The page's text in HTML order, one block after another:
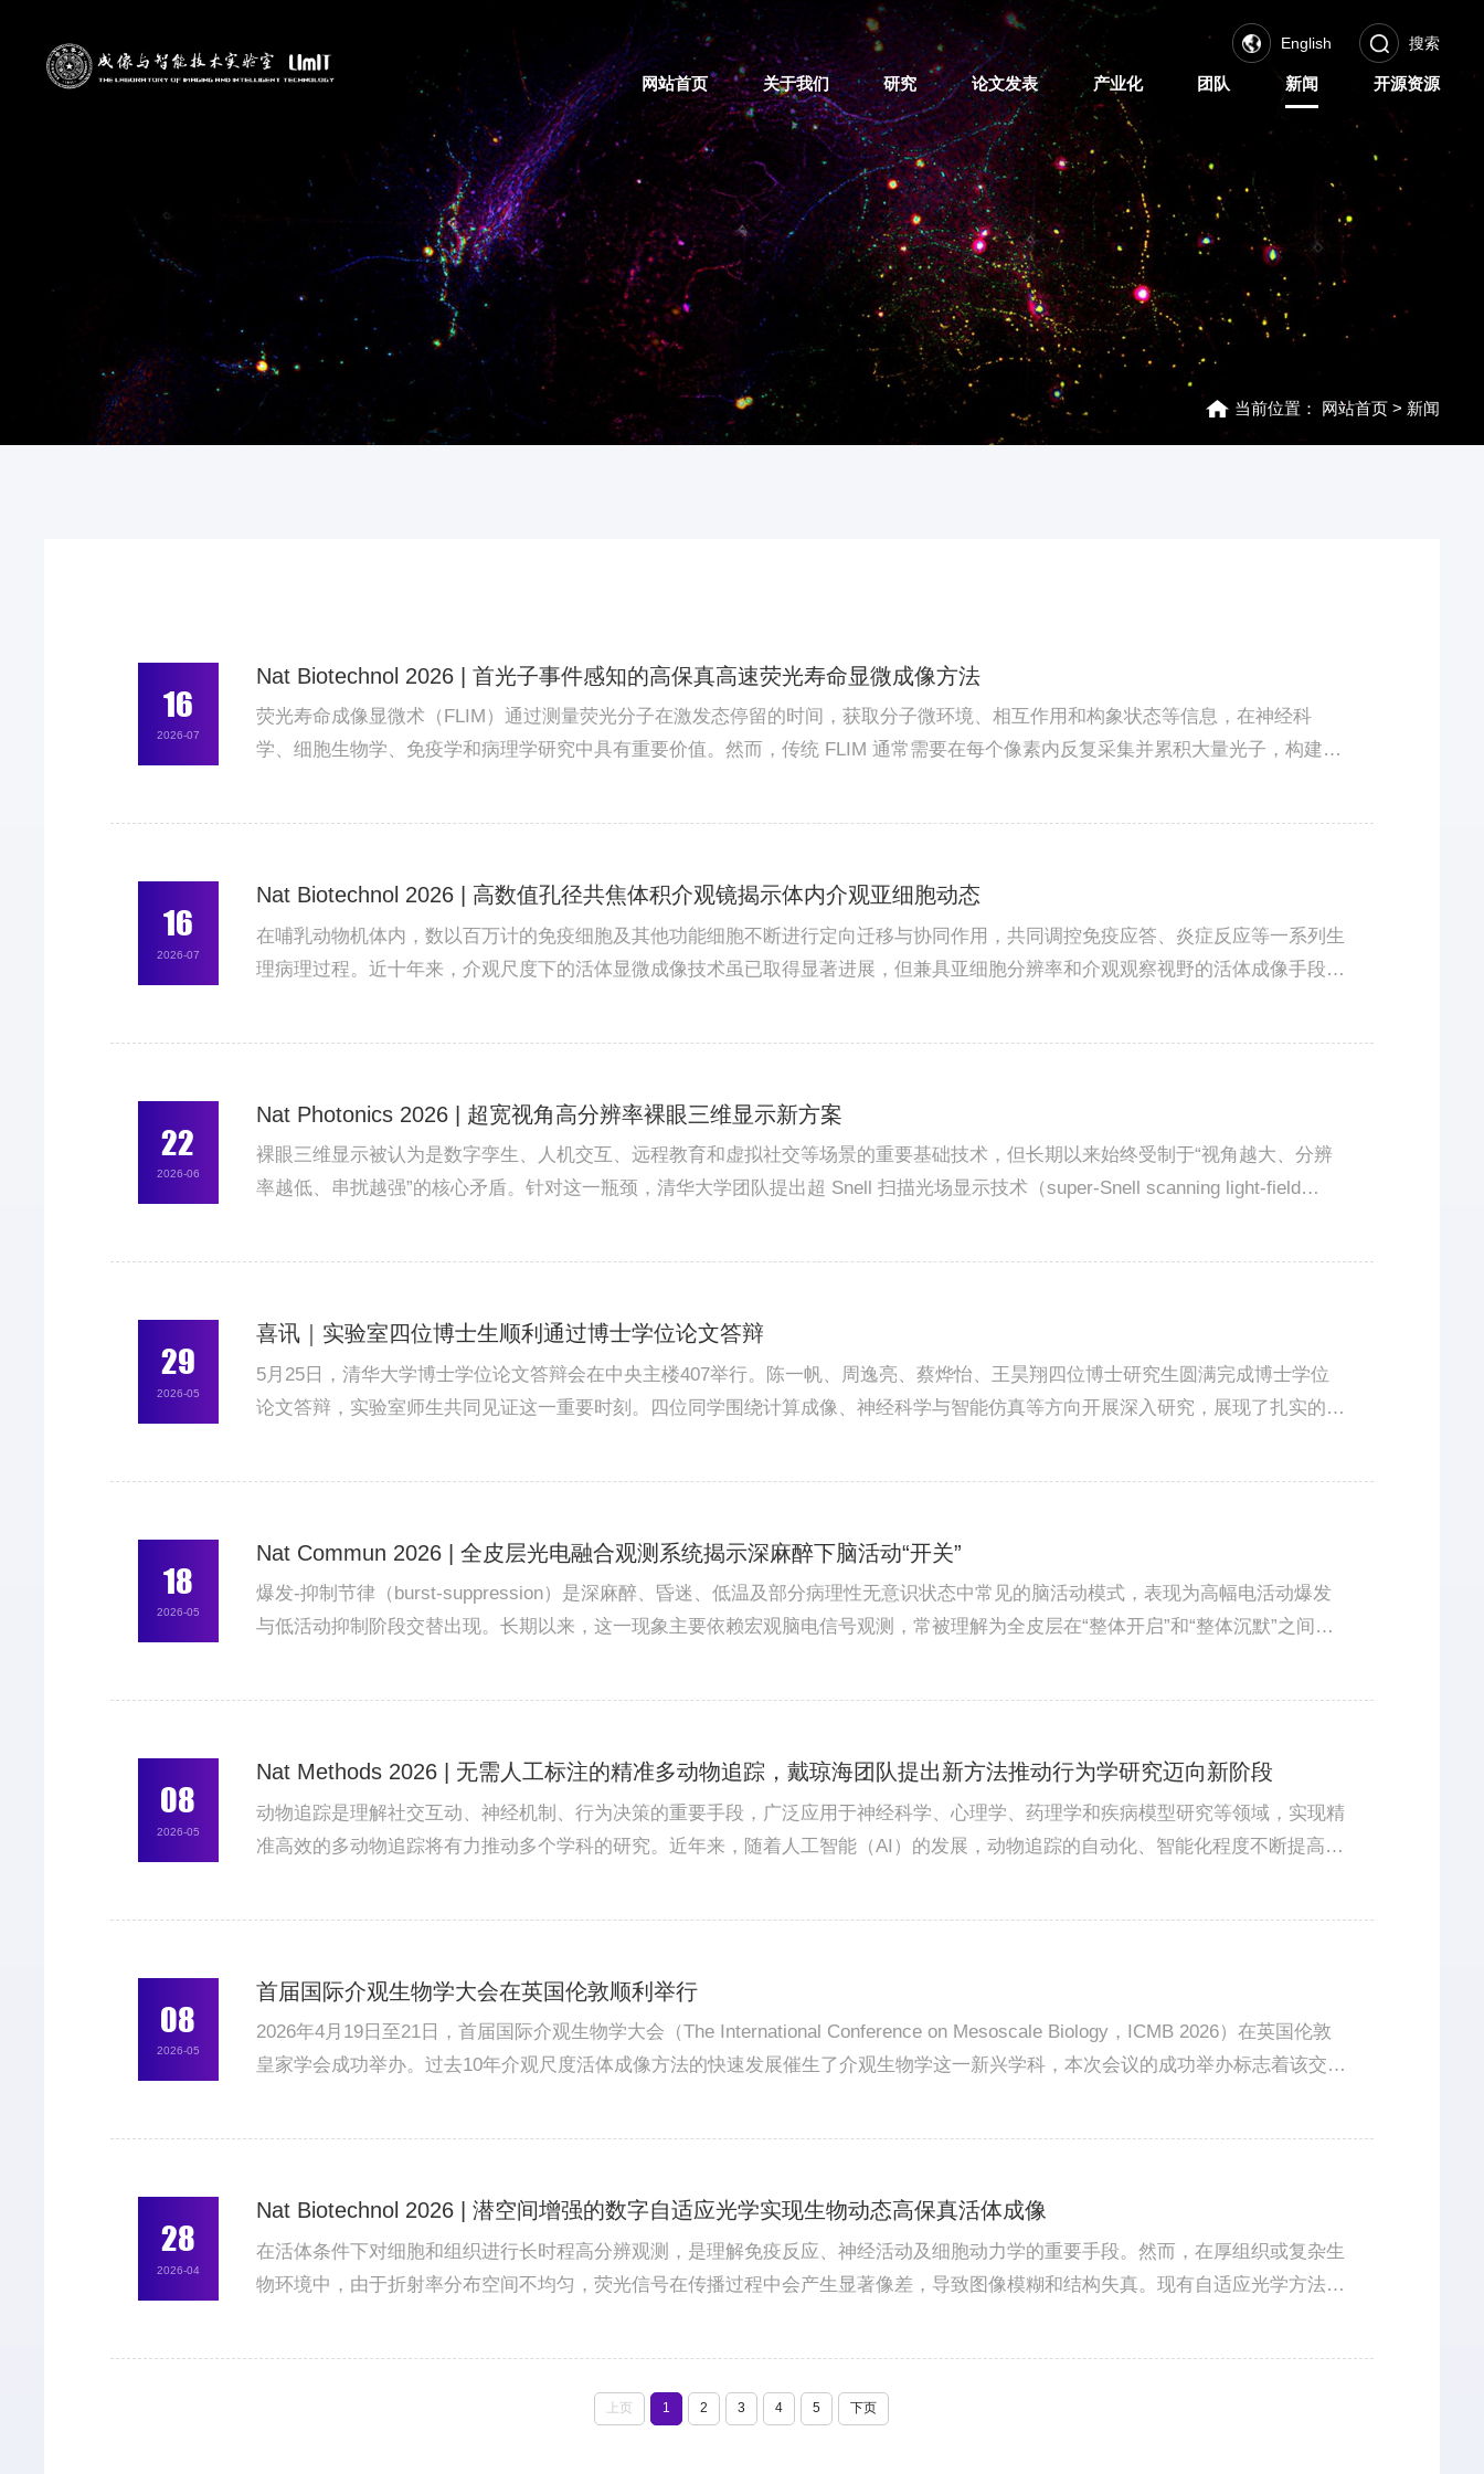
English 搜索
网站首页 关于我们 研究 论文发表 产业化 团队 新闻 开源资源
当前位置： 网站首页> 新闻
16
2026-07
Nat Biotechnol 2026 | 首光子事件感知的高保真高速荧光寿命显微成像方法
荧光寿命成像显微术（FLIM）通过测量荧光分子在激发态停留的时间，获取分子微环境、相互作用和构象状态等信息，在神经科
学、细胞生物学、免疫学和病理学研究中具有重要价值。然而，传统 FLIM 通常需要在每个像素内反复采集并累积大量光子，构建光
16
2026-07
Nat Biotechnol 2026 | 高数值孔径共焦体积介观镜揭示体内介观亚细胞动态
在哺乳动物机体内，数以百万计的免疫细胞及其他功能细胞不断进行定向迁移与协同作用，共同调控免疫应答、炎症反应等一系列生
理病理过程。近十年来，介观尺度下的活体显微成像技术虽已取得显著进展，但兼具亚细胞分辨率和介观观察视野的活体成像手段仍
22
2026-06
Nat Photonics 2026 | 超宽视角高分辨率裸眼三维显示新方案
裸眼三维显示被认为是数字孪生、人机交互、远程教育和虚拟社交等场景的重要基础技术，但长期以来始终受制于“视角越大、分辨
率越低、串扰越强”的核心矛盾。针对这一瓶颈，清华大学团队提出超 Snell 扫描光场显示技术（super-Snell scanning light-field
29
2026-05
喜讯｜实验室四位博士生顺利通过博士学位论文答辩
5月25日，清华大学博士学位论文答辩会在中央主楼407举行。陈一帆、周逸亮、蔡烨怡、王昊翔四位博士研究生圆满完成博士学位
论文答辩，实验室师生共同见证这一重要时刻。四位同学围绕计算成像、神经科学与智能仿真等方向开展深入研究，展现了扎实的科
18
2026-05
Nat Commun 2026 | 全皮层光电融合观测系统揭示深麻醉下脑活动“开关”
爆发-抑制节律（burst-suppression）是深麻醉、昏迷、低温及部分病理性无意识状态中常见的脑活动模式，表现为高幅电活动爆发
与低活动抑制阶段交替出现。长期以来，这一现象主要依赖宏观脑电信号观测，常被理解为全皮层在“整体开启”和“整体沉默”之间切
08
2026-05
Nat Methods 2026 | 无需人工标注的精准多动物追踪，戴琼海团队提出新方法推动行为学研究迈向新阶段
动物追踪是理解社交互动、神经机制、行为决策的重要手段，广泛应用于神经科学、心理学、药理学和疾病模型研究等领域，实现精
准高效的多动物追踪将有力推动多个学科的研究。近年来，随着人工智能（AI）的发展，动物追踪的自动化、智能化程度不断提高。
08
2026-05
首届国际介观生物学大会在英国伦敦顺利举行
2026年4月19日至21日，首届国际介观生物学大会（The International Conference on Mesoscale Biology，ICMB 2026）在英国伦敦
皇家学会成功举办。过去10年介观尺度活体成像方法的快速发展催生了介观生物学这一新兴学科，本次会议的成功举办标志着该交叉
28
2026-04
Nat Biotechnol 2026 | 潜空间增强的数字自适应光学实现生物动态高保真活体成像
在活体条件下对细胞和组织进行长时程高分辨观测，是理解免疫反应、神经活动及细胞动力学的重要手段。然而，在厚组织或复杂生
物环境中，由于折射率分布空间不均匀，荧光信号在传播过程中会产生显著像差，导致图像模糊和结构失真。现有自适应光学方法在
上页 1 2 3 4 5 下页